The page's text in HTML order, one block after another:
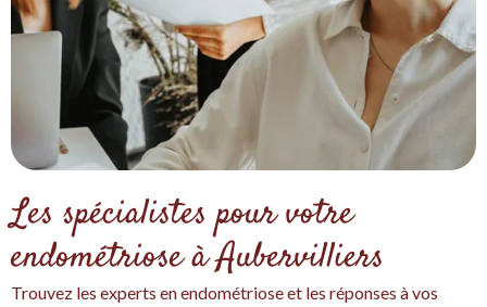
Les spécialistes pour votre
endométriose à Aubervilliers
Trouvez les experts en endométriose et les réponses à vos